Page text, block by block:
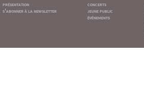
présentation
s'abonner à la newsletter
concerts
jeune public
événements